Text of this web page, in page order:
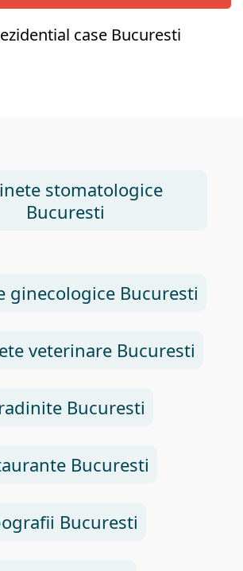
case Bucuresti
stomatologice
Bucuresti
ginecologice Bucuresti
veterinare Bucuresti
Bucuresti
Bucuresti
Bucuresti